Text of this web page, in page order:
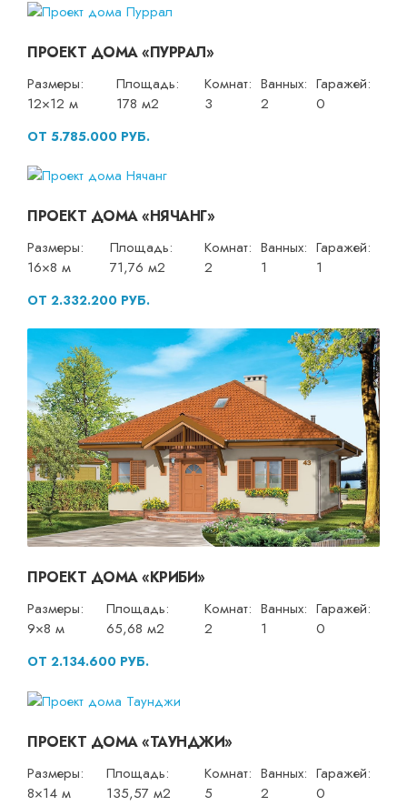
ПРОЕКТ ДОМА «ПУРРАЛ»
Размеры:
12×12 м
Площадь:
178 м2
Комнат:
3
Ванных:
2
Гаражей:
0
ОТ 5.785.000 РУБ.
ПРОЕКТ ДОМА «НЯЧАНГ»
Размеры:
16×8 м
Площадь:
71,76 м2
Комнат:
2
Ванных:
1
Гаражей:
1
ОТ 2.332.200 РУБ.
ПРОЕКТ ДОМА «КРИБИ»
Размеры:
9×8 м
Площадь:
65,68 м2
Комнат:
2
Ванных:
1
Гаражей:
0
ОТ 2.134.600 РУБ.
ПРОЕКТ ДОМА «ТАУНДЖИ»
Размеры:
8×14 м
Площадь:
135,57 м2
Комнат:
5
Ванных:
2
Гаражей:
0